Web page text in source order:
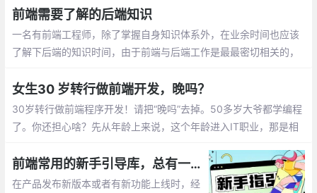
前端需要了解的后端知识
一名有前端工程师，除了掌握自身知识体系外，在业余时间也应该
了解下后端的知识时间，由于前端与后端工作是最最密切相关的，
算机网络、数据结构和算法、计算机组成和原理、离散数学等知识
都要涉及。
女生30 岁转行做前端开发，晚吗？
30岁转行做前端程序开发！请把“晚吗”去掉。50多岁大爷都学编程
了。你还担心啥？先从年龄上来说，这个年龄进入IT职业，那是相
子。
前端常用的新手引导库，总有一款适合你！
在产品发布新版本或者有新功能上线时，经